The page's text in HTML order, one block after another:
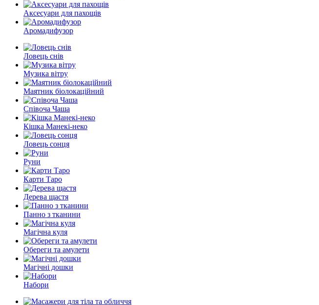
Аксесуари для пахощів
Аромадифузор
Ловець снів
Музика вітру
Маятник біолокаційний
Співоча Чаша
Кішка Манекі-неко
Ловець сонця
Руни
Карти Таро
Дерева щастя
Панно з тканини
Магічна куля
Обереги та амулети
Магічні дошки
Набори